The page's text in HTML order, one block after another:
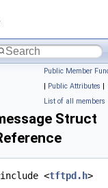
Public Member
| Public Attributes |
List of all members
Struct
<tftpd.h>